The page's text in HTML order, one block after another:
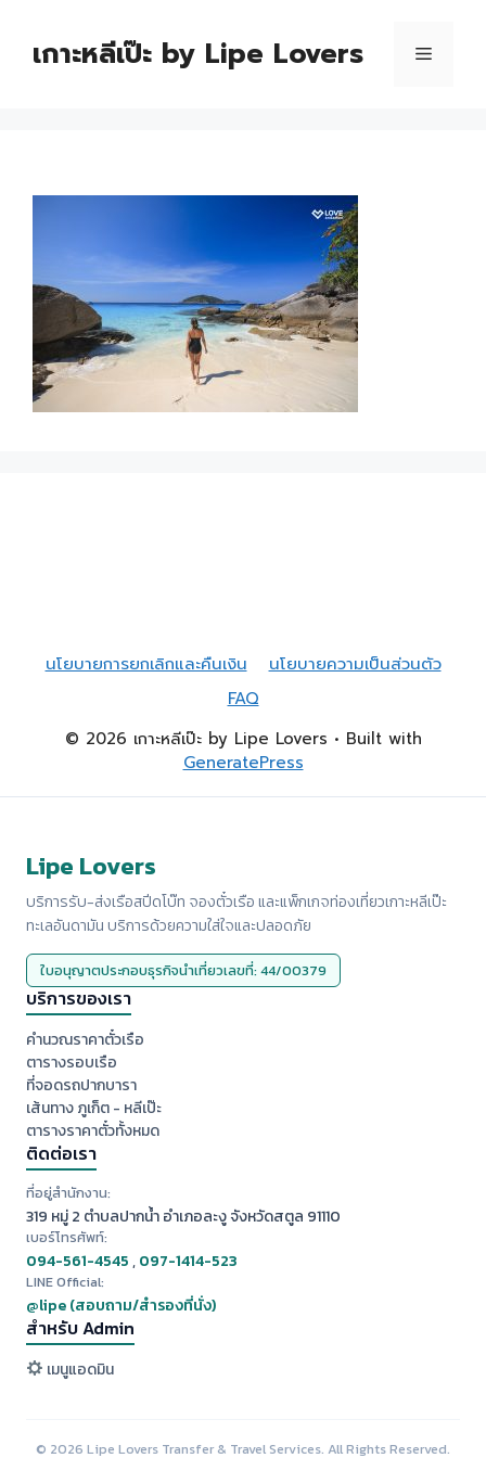
เกาะหลีเป๊ะ by Lipe Lovers
นโยบายการยกเลิกและคืนเงิน
นโยบายความเป็นส่วนตัว
FAQ
© 2026 เกาะหลีเป๊ะ by Lipe Lovers • Built with
GeneratePress
Lipe Lovers
บริการรับ-ส่งเรือสปีดโบ๊ท จองตั๋วเรือ และแพ็กเกจท่องเที่ยวเกาะหลีเป๊ะ
ทะเลอันดามัน บริการด้วยความใส่ใจและปลอดภัย
ใบอนุญาตประกอบธุรกิจนำเที่ยวเลขที่: 44/00379
บริการของเรา
คำนวณราคาตั๋วเรือ
ตารางรอบเรือ
ที่จอดรถปากบารา
เส้นทาง ภูเก็ต - หลีเป๊ะ
ตารางราคาตั๋วทั้งหมด
ติดต่อเรา
ที่อยู่สำนักงาน:
319 หมู่ 2 ตำบลปากน้ำ อำเภอละงู จังหวัดสตูล 91110
เบอร์โทรศัพท์:
094-561-4545,097-1414-523
LINE Official:
@lipe (สอบถาม/สำรองที่นั่ง)
สำหรับ Admin
เมนูแอดมิน
© 2026 Lipe Lovers Transfer & Travel Services. All Rights Reserved.